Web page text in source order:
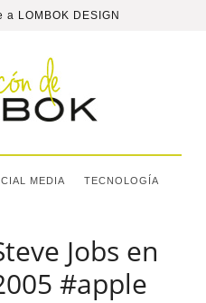
a LOMBOK DESIGN
MEDIA TECNOLOGÍA
Jobs en
#apple